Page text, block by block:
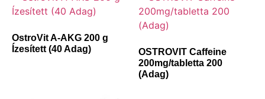
OstroVit A-AKG 200 g
Ízesített (40 Adag)
OSTROVIT Caffeine
200mg/tabletta 200
(Adag)